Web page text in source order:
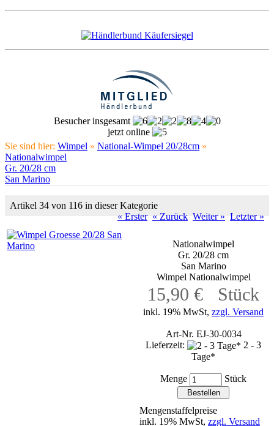
Besucher insgesamt
jetzt online
Sie sind hier: Wimpel » National-Wimpel 20/28cm »
Nationalwimpel
Gr. 20/28 cm
San Marino
Artikel 34 von 116 in dieser Kategorie
« Erster « Zurück Weiter » Letzter »
Nationalwimpel
Gr. 20/28 cm
San Marino
Wimpel Nationalwimpel
15,90 € Stück
inkl. 19% MwSt, zzgl. Versand
Art-Nr. EJ-30-0034
Lieferzeit:
2 - 3
Tage*
Menge Stück
Mengenstaffelpreise
inkl. 19% MwSt, zzgl. Versand